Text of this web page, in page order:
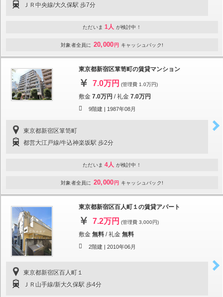
ＪＲ中央線/大久保駅 歩7分
ただいま 1人 が検討中！
対象者全員に 20,000 円 キャッシュバック!
東京都新宿区箪笥町の賃貸マンション
7.0万円 (管理費 1.0万円)
敷金 7.0万円 /礼金 7.0万円
9階建 | 1987年08月
東京都新宿区箪笥町
都営大江戸線/牛込神楽坂駅 歩2分
ただいま 4人 が検討中！
対象者全員に 20,000 円 キャッシュバック!
東京都新宿区百人町１の賃貸アパート
7.2万円 (管理費 3,000円)
敷金 無料 /礼金 無料
2階建 | 2010年06月
東京都新宿区百人町１
ＪＲ山手線/新大久保駅 歩4分